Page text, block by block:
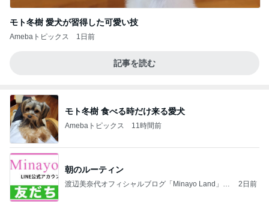
モト冬樹 愛犬が習得した可愛い技
Amebaトピックス 1日前
記事を読む
モト冬樹 食べる時だけ来る愛犬
Amebaトピックス 11時間前
朝のルーティン
渡辺美奈代オフィシャルブログ「Minayo Land」P
2日前